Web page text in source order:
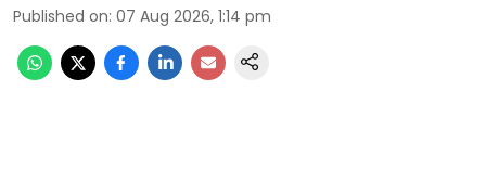
Published on: 07 Aug 2026, 1:14 pm